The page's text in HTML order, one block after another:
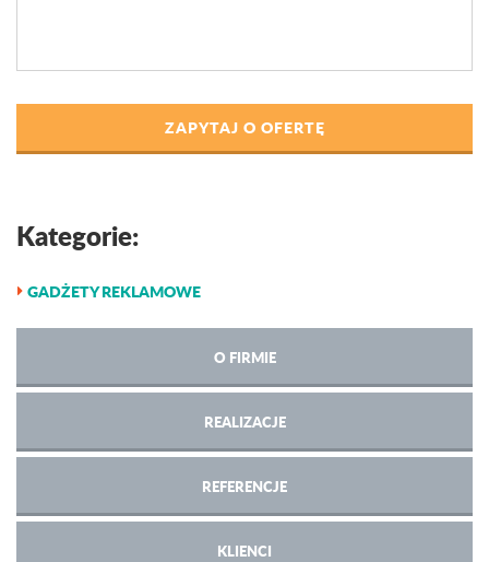
ZAPYTAJ O OFERTĘ
Kategorie:
GADŻETY REKLAMOWE
O FIRMIE
REALIZACJE
REFERENCJE
KLIENCI